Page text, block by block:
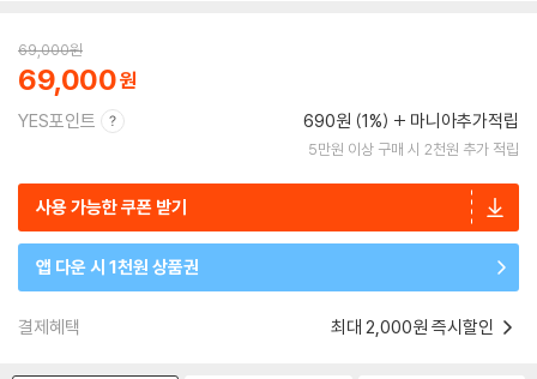
69,000원
69,000
YES포인트 690원 (1%) 마니아추가적립
5만원 이상 구매 시 2천원 추가 적립
사용 가능한 쿠폰 받기
앱 다운 시 1천원 상품권
결제혜택 최대 2,000원 즉시할인